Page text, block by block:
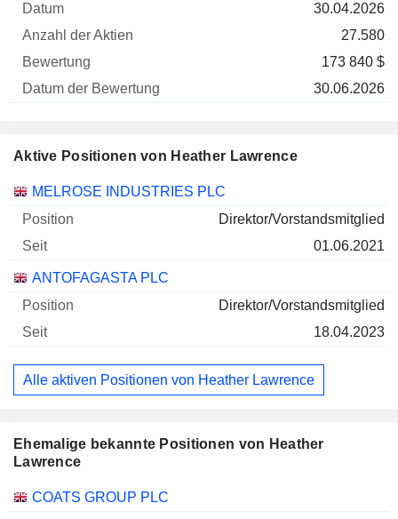
Unternehmen
Bewertung
30.04.2026
27.580
173 840 $
30.06.2026
Aktive Positionen von Heather Lawrence
Unternehmen Position Beginn
MELROSE INDUSTRIES PLC
Direktor/Vorstandsmitglied
01.06.2021
ANTOFAGASTA PLC
Direktor/Vorstandsmitglied
18.04.2023
Alle aktiven Positionen von Heather Lawrence
Ehemalige bekannte Positionen von Heather
Lawrence
Unternehmen Position
COATS GROUP PLC